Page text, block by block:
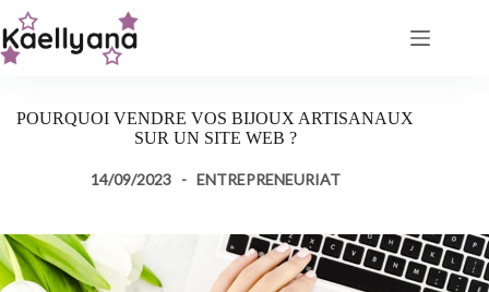
Passer
au
contenu
POURQUOI VENDRE VOS BIJOUX ARTISANAUX
SUR UN SITE WEB ?
14/09/2023 ENTREPRENEURIAT